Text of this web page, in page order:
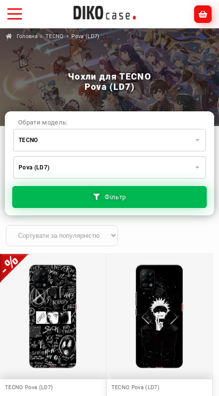
Головна TECNO Pova (LD7)
Чохли для TECNO
Pova (LD7)
Фільтр
Обрати модель:
TECNO
Xiaomi
Apple
Huawei
Realme
TECNO
ZTE
OnePlus
Motorola
Pova (LD7)
TECNO Pova (LD7) TECNO Pova (LD7)